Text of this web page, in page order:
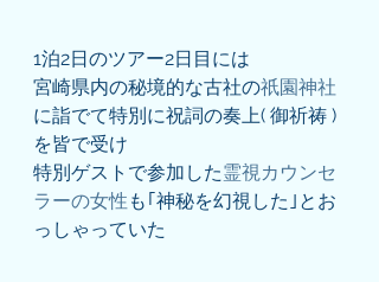
1泊2日のツアー2日目には
宮崎県内の秘境的な古社の祇園神社
に詣でて特別に祝詞の奏上( 御祈祷 )
を皆で受け
特別ゲストで参加した霊視カウンセ
ラーの女性 も｢神秘を幻視した｣とお
っしゃっていた